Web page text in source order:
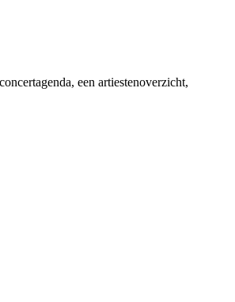
een artiestenoverzicht,